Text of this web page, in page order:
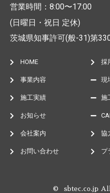
営業時間：8:00〜17:00
(日曜日・祝日 定休)
茨城県知事許可(般-31)第
HOME
事業内容
施工実績
お知らせ
会社案内
お問い合わせ
採
現
施
協
プ
© sbtec.co.jp